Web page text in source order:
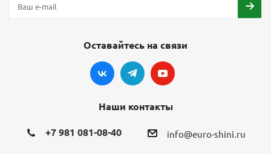
Оставайтесь на связи
Наши контакты
+7 981 081-08-40 info@euro-shini.ru